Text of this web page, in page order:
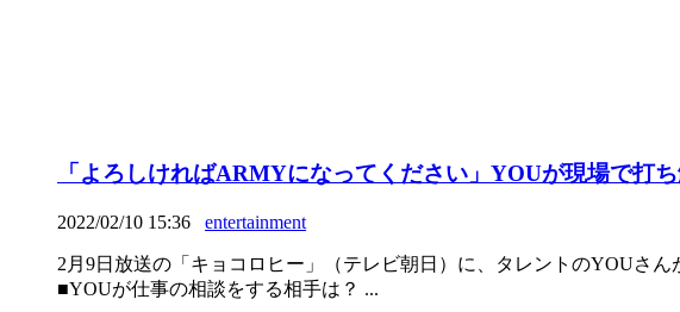
「よろしければARMYになってください」YOUが現場で打
2022/02/10 15:36 entertainment
2月9日放送の「キョコロヒー」（テレビ朝日）に、タレントのYOUさ
■YOUが仕事の相談をする相手は？ ...